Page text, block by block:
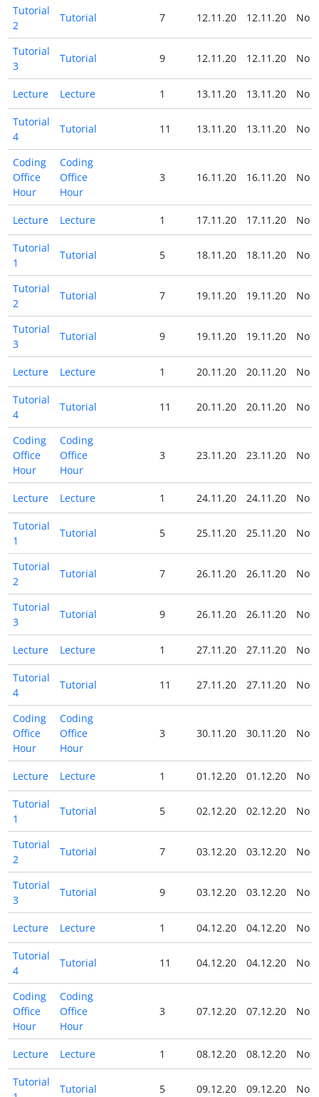
Tutorial
2
Tutorial 7 12.11.20 12.11.20 No
Tutorial
3
Tutorial 9 12.11.20 12.11.20 No
Lecture Lecture 1 13.11.20 13.11.20 No
Tutorial
4
Tutorial 11 13.11.20 13.11.20 No
Coding
Office
Hour
Coding
Office
Hour
3 16.11.20 16.11.20 No
Lecture Lecture 1 17.11.20 17.11.20 No
Tutorial
1
Tutorial 5 18.11.20 18.11.20 No
Tutorial
2
Tutorial 7 19.11.20 19.11.20 No
Tutorial
3
Tutorial 9 19.11.20 19.11.20 No
Lecture Lecture 1 20.11.20 20.11.20 No
Tutorial
4
Tutorial 11 20.11.20 20.11.20 No
Coding
Office
Hour
Coding
Office
Hour
3 23.11.20 23.11.20 No
Lecture Lecture 1 24.11.20 24.11.20 No
Tutorial
1
Tutorial 5 25.11.20 25.11.20 No
Tutorial
2
Tutorial 7 26.11.20 26.11.20 No
Tutorial
3
Tutorial 9 26.11.20 26.11.20 No
Lecture Lecture 1 27.11.20 27.11.20 No
Tutorial
4
Tutorial 11 27.11.20 27.11.20 No
Coding
Office
Hour
Coding
Office
Hour
3 30.11.20 30.11.20 No
Lecture Lecture 1 01.12.20 01.12.20 No
Tutorial
1
Tutorial 5 02.12.20 02.12.20 No
Tutorial
2
Tutorial 7 03.12.20 03.12.20 No
Tutorial
3
Tutorial 9 03.12.20 03.12.20 No
Lecture Lecture 1 04.12.20 04.12.20 No
Tutorial
4
Tutorial 11 04.12.20 04.12.20 No
Coding
Office
Hour
Coding
Office
Hour
3 07.12.20 07.12.20 No
Lecture Lecture 1 08.12.20 08.12.20 No
Tutorial
Tutorial 5 09.12.20 09.12.20 No